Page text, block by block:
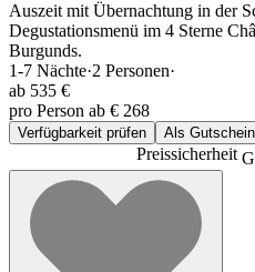
Auszeit mit Übernachtung in der
Degustationsmenü im 4 Sterne
Burgunds.
1-7 Nächte·2 Personen·
ab 535 €
pro Person ab € 268
Verfügbarkeit prüfen Als
Preissicherheit